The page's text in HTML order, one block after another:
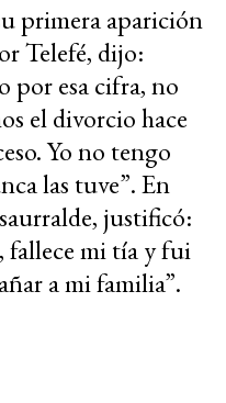
primera aparición
Telefé, dijo:
por esa cifra, no
el divorcio hace
Yo no tengo
las tuve”. En
justificó:
fallece mi tía y fui
a mi familia”.